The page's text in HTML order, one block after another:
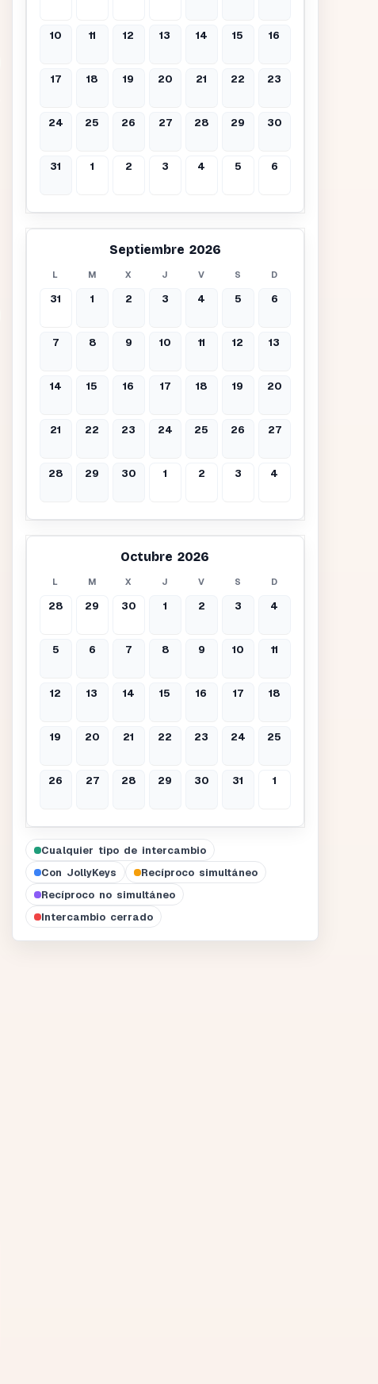
10 11 12 13 14 15 16
17 18 19 20 21 22 23
24 25 26 27 28 29 30
31 1 2 3 4 5 6
Septiembre 2026
L M X J V S D
31 1 2 3 4 5 6
7 8 9 10 11 12 13
14 15 16 17 18 19 20
21 22 23 24 25 26 27
28 29 30 1 2 3 4
Octubre 2026
L M X J V S D
28 29 30 1 2 3 4
5 6 7 8 9 10 11
12 13 14 15 16 17 18
19 20 21 22 23 24 25
26 27 28 29 30 31 1
Cualquier tipo de intercambio
Con JollyKeys
Recíproco simultáneo
Recíproco no simultáneo
Intercambio cerrado